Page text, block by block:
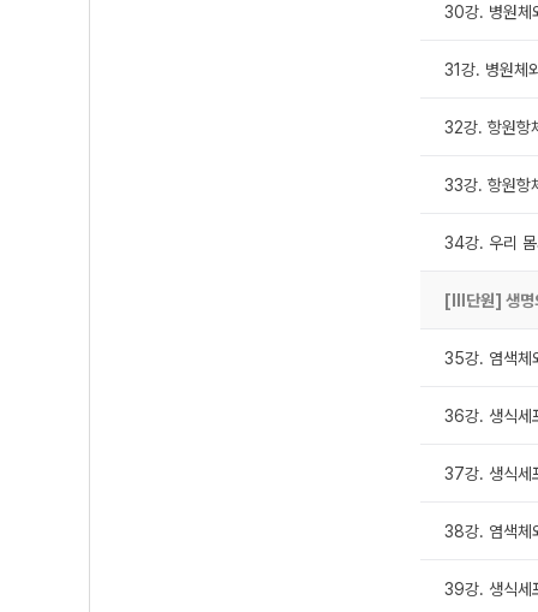
30강. 병원체
31강. 병원체
32강. 항원항
33강. 항원항
34강. 우리
[Ⅲ단원] 생명
35강. 염색체
36강. 생식세
37강. 생식세
38강. 염색체
39강. 생식세